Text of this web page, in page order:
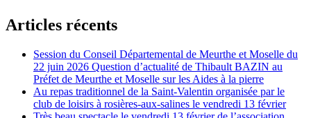
Articles récents
Session du Conseil Départemental de Meurthe et Moselle du
22 juin 2026 Question d’actualité de Thibault BAZIN au
Préfet de Meurthe et Moselle sur les Aides à la pierre
Au repas traditionnel de la Saint-Valentin organisée par le
club de loisirs à rosières-aux-salines le vendredi 13 février